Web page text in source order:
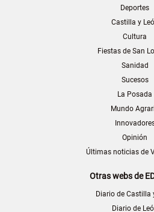
Deportes
Castilla y
Cultura
Fiestas de San
Sanidad
Sucesos
La Posada
Mundo
Opinión
Últimas noticias de
Otras webs de
Diario de Castilla
Diario de